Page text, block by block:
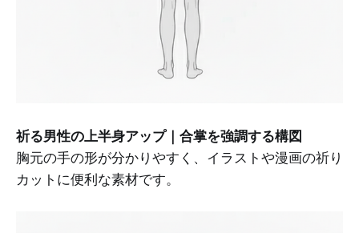
祈る男性の上半身アップ｜合掌を強調する構図
胸元の手の形が分かりやすく、イラストや漫画の祈り
カットに便利な素材です。